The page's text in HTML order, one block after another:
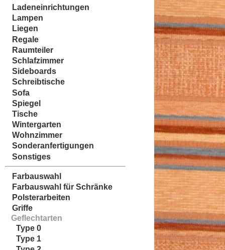
Ladeneinrichtungen
Lampen
Liegen
Regale
Raumteiler
Schlafzimmer
Sideboards
Schreibtische
Sofa
Spiegel
Tische
Wintergarten
Wohnzimmer
Sonderanfertigungen
Sonstiges
Farbauswahl
Farbauswahl für Schränke
Polsterarbeiten
Griffe
Geflechtarten
Type 0
Type 1